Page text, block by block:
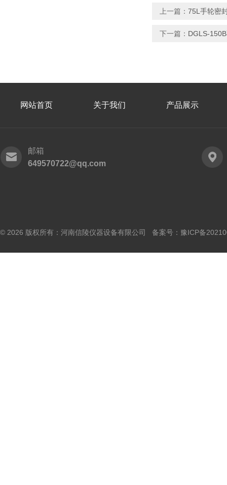
上一篇： 75L手轮密
下一篇： DGLS-
网站首页 关于我们 产品展示
邮箱
649570722@qq.com
© 2026 版权所有：河南信陵仪器设备有限公司 备案号： 豫ICP备